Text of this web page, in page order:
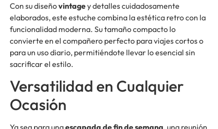
Con su diseñovintagey detalles cuidadosamente
elaborados, este estuche combina la estética retro con la
funcionalidad moderna. Su tamaño compacto lo
convierte en el compañero perfecto para viajes cortos o
para un uso diario, permitiéndote llevar lo esencial sin
sacrificar el estilo.
Versatilidad en Cualquier
Ocasión